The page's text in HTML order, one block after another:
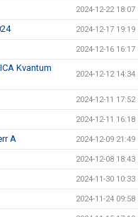
2024-12-22 18:07
2024-12-17 19:19
2024-12-16 16:17
Kvantum
2024-12-12 14:34
2024-12-11 17:52
2024-12-11 16:18
A 2024-12-09 21:49
2024-12-08 18:43
2024-11-30 10:33
2024-11-24 09:58